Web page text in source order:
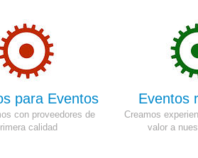
para Eventos
con proveedores de
calidad
Eventos
Creamos
valor a